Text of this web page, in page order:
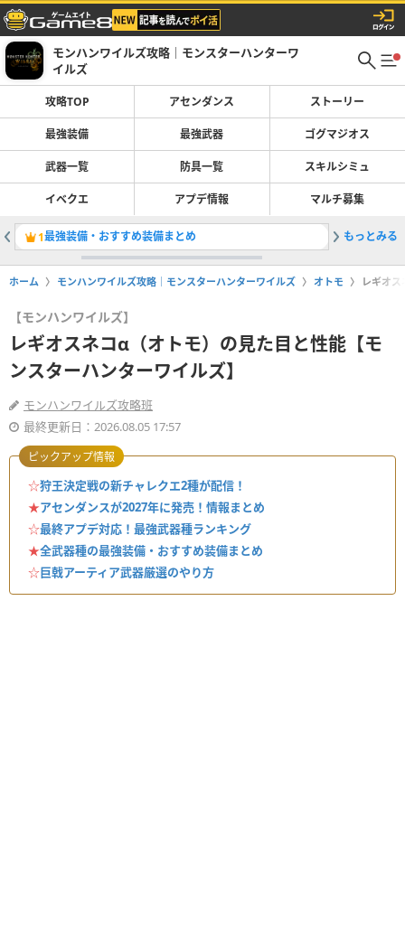
モンハンワイルズ攻略｜モンスターハンターワ
イルズ
攻略TOP アセンダンス ストーリー
最強装備 最強武器 ゴグマジオス
武器一覧 防具一覧 スキルシミュ
イベクエ アプデ情報 マルチ募集
1最強装備・おすすめ装備まとめ 2巨戟ア
もっとみる
ホーム モンハンワイルズ攻略｜モンスターハンターワイルズ オトモ レギオ
【モンハンワイルズ】
レギオスネコα（オトモ）の見た目と性能【モ
ンスターハンターワイルズ】
モンハンワイルズ攻略班
最終更新日：2026.08.05 17:57
☆狩王決定戦の新チャレクエ2種が配信！
★アセンダンスが2027年に発売！情報まとめ
☆最終アプデ対応！最強武器種ランキング
★全武器種の最強装備・おすすめ装備まとめ
☆巨戟アーティア武器厳選のやり方
ピックアップ情報